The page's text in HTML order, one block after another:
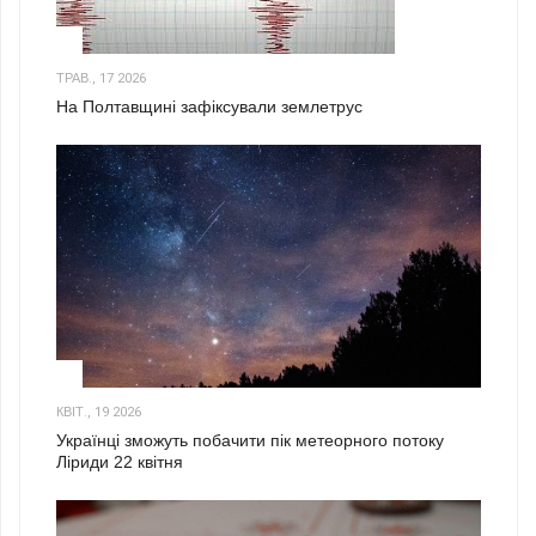
ТРАВ., 17 2026
На Полтавщині зафіксували землетрус
КВІТ., 19 2026
Українці зможуть побачити пік метеорного потоку
Ліриди 22 квітня